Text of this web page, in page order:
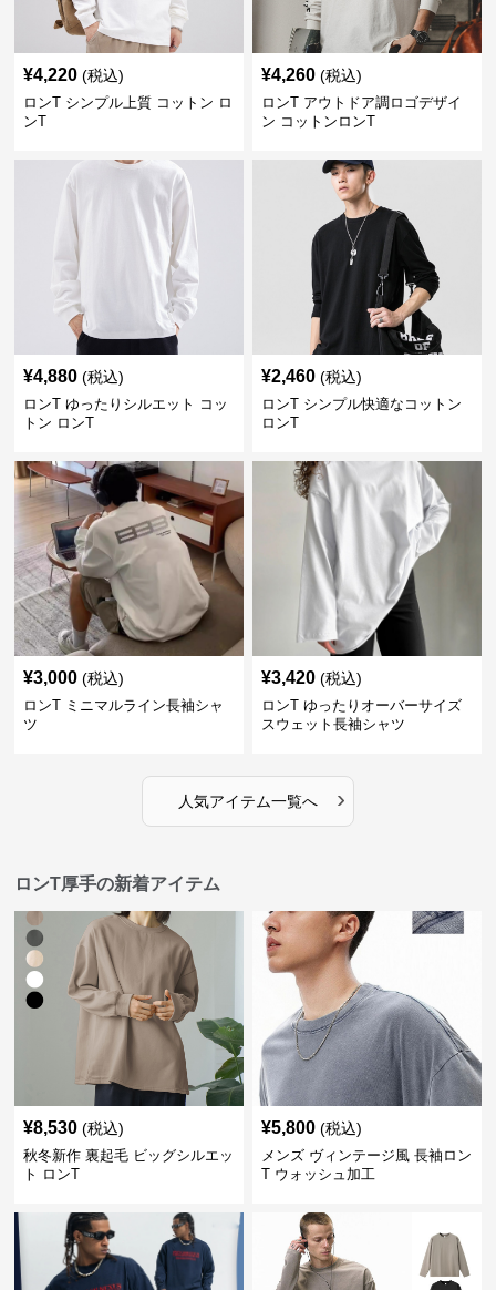
¥4,220 (税込)
ロンT シンプル上質 コットン ロ
ンT
¥4,260 (税込)
ロンT アウトドア調ロゴデザイ
ン コットンロンT
¥4,880 (税込)
ロンT ゆったりシルエット コッ
トン ロンT
¥2,460 (税込)
ロンT シンプル快適なコットン
ロンT
¥3,000 (税込)
ロンT ミニマルライン長袖シャ
ツ
¥3,420 (税込)
ロンT ゆったりオーバーサイズ
スウェット長袖シャツ
人気アイテム一覧へ ›
ロンT厚手の新着アイテム
¥8,530 (税込)
秋冬新作 裏起毛 ビッグシルエッ
ト ロンT
¥5,800 (税込)
メンズ ヴィンテージ風 長袖ロン
T ウォッシュ加工